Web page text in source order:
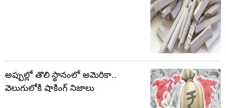
అప్పుల్లో తొలి స్థానంలో అమెరికా..
వెలుగులోకి షాకింగ్ నిజాలు